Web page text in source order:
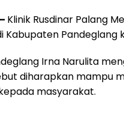
Klinik Rusdinar Palang
Kabupaten Pandeglang
Irna Narulita
diharapkan mampu
masyarakat.